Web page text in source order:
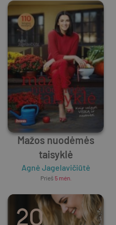
,Renata Ničajienė
Mažos nuodėmės
taisyklė
Agnė Jagelavičiūtė
Prieš 5 mėn.